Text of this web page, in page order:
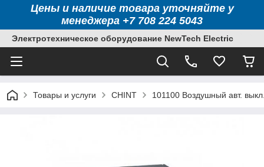
Цены и наличие товара уточняйте у
менеджера +7 708 224 5043
Электротехническое оборудование NewTech Electric
Товары и услуги CHINT 101100 Воздушный авт.